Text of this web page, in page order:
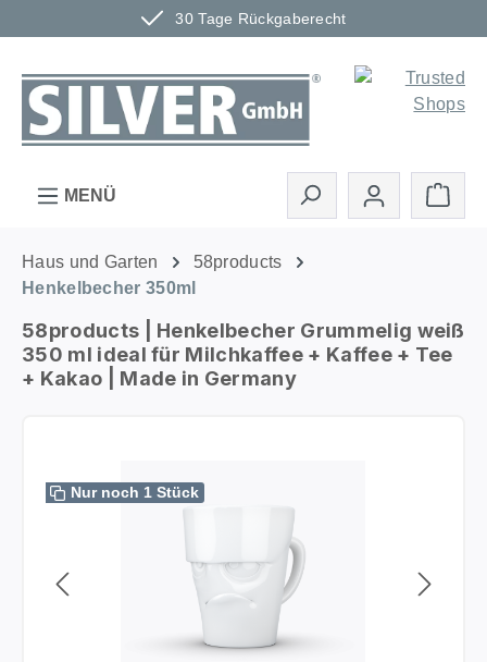
30 Tage Rückgaberecht
Zum Hauptinhalt springen
MENÜ
Haus und Garten
58products
Henkelbecher 350ml
58products | Henkelbecher Grummelig weiß
350 ml ideal für Milchkaffee + Kaffee + Tee
+ Kakao | Made in Germany
Nur noch 1 Stück